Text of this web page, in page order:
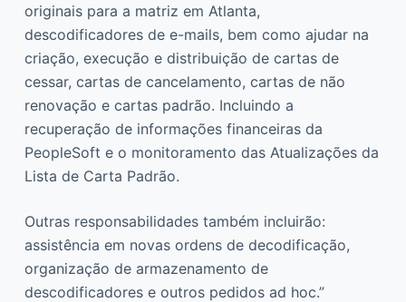
originais para a matriz em Atlanta,
descodificadores de e-mails, bem como ajudar na
criação, execução e distribuição de cartas de
cessar, cartas de cancelamento, cartas de não
renovação e cartas padrão. Incluindo a
recuperação de informações financeiras da
PeopleSoft e o monitoramento das Atualizações da
Lista de Carta Padrão.
Outras responsabilidades também incluirão:
assistência em novas ordens de decodificação,
organização de armazenamento de
descodificadores e outros pedidos ad hoc.”